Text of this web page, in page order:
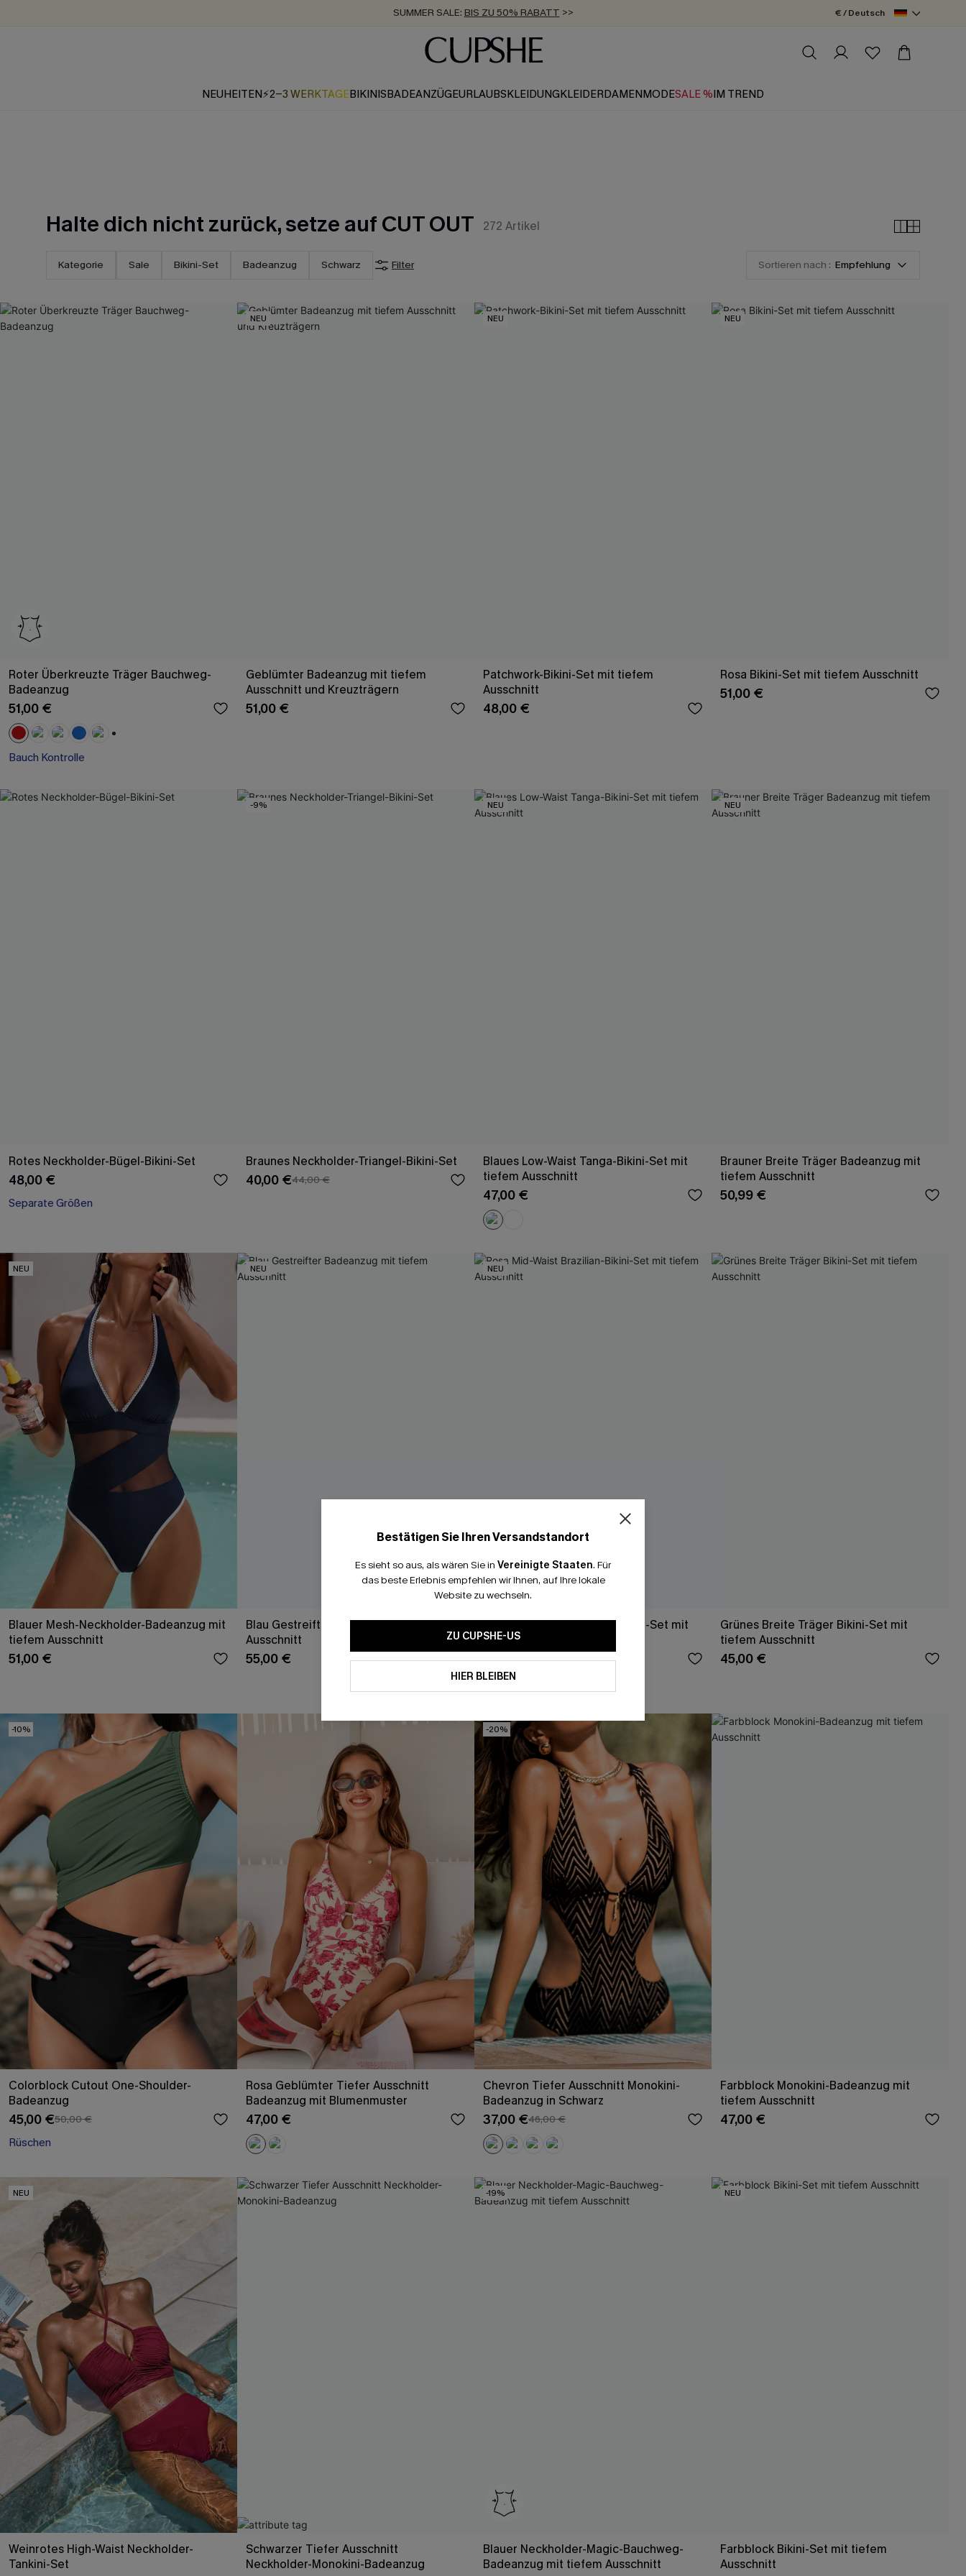
SUMMER SALE: BIS ZU 50% RABATT >>
ZUM NEWSLETTER:BIS ZU -20% EXTRA ERHALTEN
KOSTENLOSER VERSAND AB 89 €
€ / Deutsch
NEUHEITEN⚡2-3 WERKTAGEBIKINISBADEANZÜGEURLAUBSKLEIDUNGKLEIDERDAMENMODESALE %IM TREND
Halte dich nicht zurück, setze auf CUT OUT 272 Artikel
Kategorie Sale Bikini-Set Badeanzug Schwarz Filter Sortieren nach : Empfehlung
Roter Überkreuzte Träger Bauchweg-
Badeanzug
51,00 €
Bauch Kontrolle
NEU
Geblümter Badeanzug mit tiefem
Ausschnitt und Kreuzträgern
51,00 €
NEU
Patchwork-Bikini-Set mit tiefem
Ausschnitt
48,00 €
NEU
Rosa Bikini-Set mit tiefem Ausschnitt
51,00 €
Rotes Neckholder-Bügel-Bikini-Set
48,00 €
Separate Größen
-9%
Braunes Neckholder-Triangel-Bikini-Set
40,00 €44,00 €
NEU
Blaues Low-Waist Tanga-Bikini-Set mit
tiefem Ausschnitt
47,00 €
NEU
Brauner Breite Träger Badeanzug mit
tiefem Ausschnitt
50,99 €
NEU
Blauer Mesh-Neckholder-Badeanzug mit
tiefem Ausschnitt
51,00 €
NEU
Blau Gestreifter Badeanzug mit tiefem
Ausschnitt
55,00 €
NEU
Rosa Mid-Waist Brazilian-Bikini-Set mit
tiefem Ausschnitt
54,99 €
Gesmokt
Grünes Breite Träger Bikini-Set mit
tiefem Ausschnitt
45,00 €
-10%
Colorblock Cutout One-Shoulder-
Badeanzug
45,00 €50,00 €
Rüschen
Rosa Geblümter Tiefer Ausschnitt
Badeanzug mit Blumenmuster
47,00 €
-20%
Chevron Tiefer Ausschnitt Monokini-
Badeanzug in Schwarz
37,00 €46,00 €
Farbblock Monokini-Badeanzug mit
tiefem Ausschnitt
47,00 €
NEU
Weinrotes High-Waist Neckholder-
Tankini-Set
Schwarzer Tiefer Ausschnitt
Neckholder-Monokini-Badeanzug
-19%
Blauer Neckholder-Magic-Bauchweg-
Badeanzug mit tiefem Ausschnitt
NEU
Farbblock Bikini-Set mit tiefem
Ausschnitt
Bestätigen Sie Ihren Versandstandort
Es sieht so aus, als wären Sie in Vereinigte Staaten. Für
das beste Erlebnis empfehlen wir Ihnen, auf Ihre lokale
Website zu wechseln.
ZU CUPSHE-US
HIER BLEIBEN